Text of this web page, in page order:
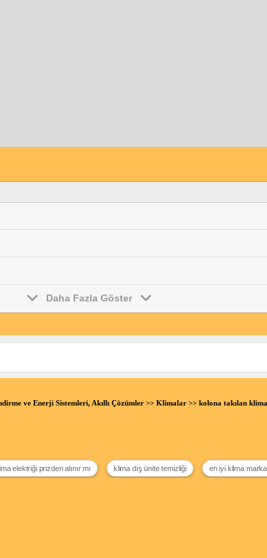
Daha Fazla Göster
ve Enerji Sistemleri, Akıllı Çözümler>> Klimalar>> kolona takılan
elektriği prizden alınır mı klima dış ünite temizliği en iyi klima